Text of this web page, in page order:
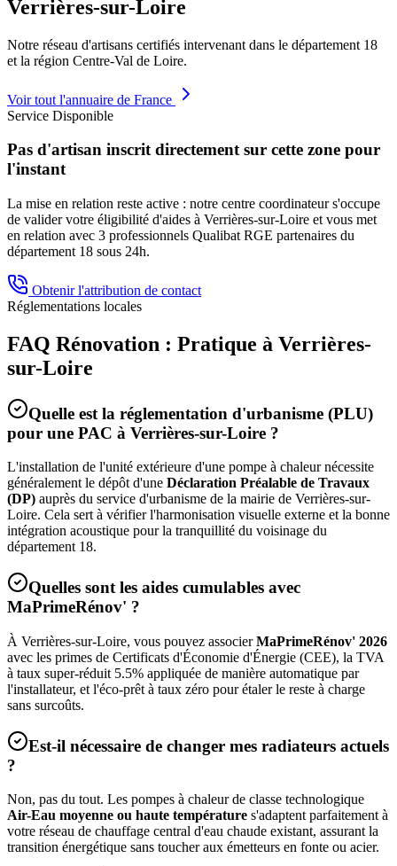
Verrières-sur-Loire
Notre réseau d'artisans certifiés intervenant dans le département 18
et la région Centre-Val de Loire.
Voir tout l'annuaire de France
Service Disponible
Pas d'artisan inscrit directement sur cette zone pour
l'instant
La mise en relation reste active : notre centre coordinateur s'occupe
de valider votre éligibilité d'aides à Verrières-sur-Loire et vous met
en relation avec 3 professionnels Qualibat RGE partenaires du
département 18 sous 24h.
Obtenir l'attribution de contact
Réglementations locales
FAQ Rénovation : Pratique à Verrières-
sur-Loire
Quelle est la réglementation d'urbanisme (PLU)
pour une PAC à Verrières-sur-Loire ?
L'installation de l'unité extérieure d'une pompe à chaleur nécessite
généralement le dépôt d'une Déclaration Préalable de Travaux
(DP) auprès du service d'urbanisme de la mairie de Verrières-sur-
Loire. Cela sert à vérifier l'harmonisation visuelle externe et la bonne
intégration acoustique pour la tranquillité du voisinage du
département 18.
Quelles sont les aides cumulables avec
MaPrimeRénov' ?
À Verrières-sur-Loire, vous pouvez associerMaPrimeRénov' 2026
avec les primes de Certificats d'Économie d'Énergie (CEE), la TVA
à taux super-réduit 5.5% appliquée de manière automatique par
l'installateur, et l'éco-prêt à taux zéro pour étaler le reste à charge
sans surcoûts.
Est-il nécessaire de changer mes radiateurs actuels
?
Non, pas du tout. Les pompes à chaleur de classe technologique
Air-Eau moyenne ou haute température s'adaptent parfaitement à
votre réseau de chauffage central d'eau chaude existant, assurant la
transition énergétique sans toucher aux émetteurs en fonte ou acier.